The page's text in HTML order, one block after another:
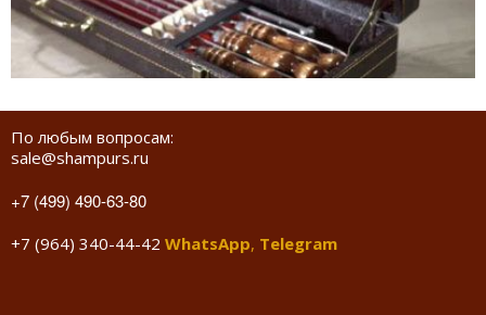
По любым вопросам:
sale@shampurs.ru
+7 (499) 490-63-80
+7 (964) 340-44-42 WhatsApp, Telegram